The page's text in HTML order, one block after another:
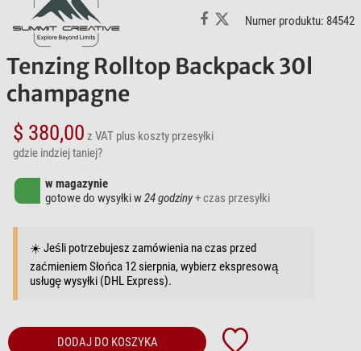
Numer produktu: 84542
Tenzing Rolltop Backpack 30l
champagne
$ 380,00 z VAT plus koszty przesyłki
gdzie indziej taniej?
w magazynie
gotowe do wysyłki w24 godziny+ czas przesyłki
☀️ Jeśli potrzebujesz zamówienia na czas przed
zaćmieniem Słońca 12 sierpnia, wybierz ekspresową
usługę wysyłki (DHL Express).
DODAJ DO KOSZYKA